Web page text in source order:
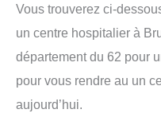
Vous trouverez ci-
un centre hospitalier à
département du 62 pour
pour vous rendre au un
aujourd’hui.